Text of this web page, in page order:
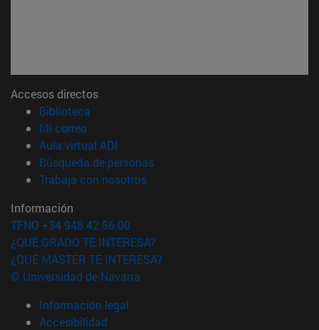
Accesos directos
Biblioteca
Mi correo(abre en nueva ventana)
Aula virtual ADI
Búsqueda de personas(abre en nueva ventana)
Trabaja con nosotros(abre en nueva ventana)
Información
TFNO +34 948 42 56 00
¿QUÉ GRADO TE INTERESA?
¿QUÉ MÁSTER TE INTERESA?
© Universidad de Navarra
Información legal
Accesibilidad